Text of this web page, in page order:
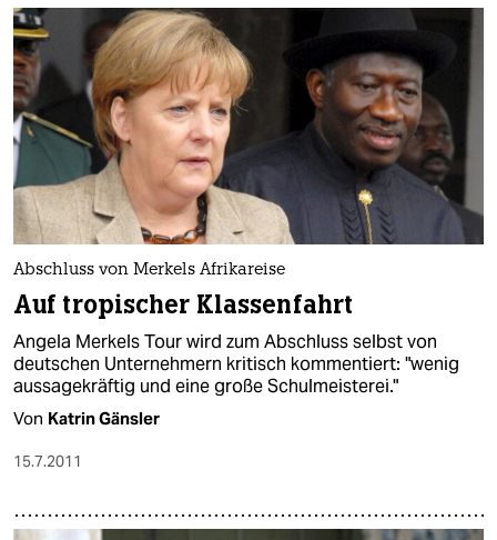
shop
fragen & hilfe
unterstützen
abo
genossenschaft
epaper login
Abschluss von Merkels Afrikareise
Auf tropischer Klassenfahrt
Angela Merkels Tour wird zum Abschluss selbst von
deutschen Unternehmern kritisch kommentiert: "wenig
aussagekräftig und eine große Schulmeisterei."
Von Katrin Gänsler
15.7.2011